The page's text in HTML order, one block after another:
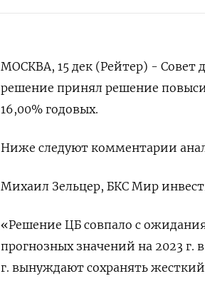
МОСКВА, 15 дек (Рейтер) - Совет
решение принял решение
16,00% годовых.
Ниже следуют комментарии
Михаил Зельцер, БКС Мир
«Решение ЦБ совпало с
прогнозных значений на 2023 г.
г. вынуждают сохранять